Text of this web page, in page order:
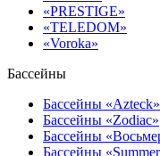
«PRESTIGE»
«TELEDOM»
«Voroka»
Бассейны
Бассейны «Azteck»
Бассейны «Zodiac»
Бассейны
Бассейны